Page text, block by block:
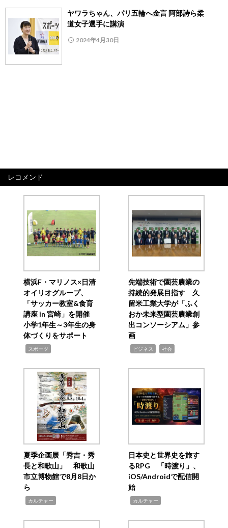
ヤワラちゃん、パリ五輪へ金言 阿部詩ら柔
道女子選手に講演
2024年4月30日
レコメンド
横浜F・マリノス×日清
オイリオグループ、
「サッカー教室&食育
講座 in 宮崎」を開催
小学1年生～3年生の身
体づくりをサポート
スポーツ
先端技術で園芸農業の
持続的発展目指す 久
留米工業大学が「ふく
おか未来型園芸農業創
出コンソーシアム」参
画
ビジネス 社会
夏季企画展「秀吉・秀
長と和歌山」 和歌山
市立博物館で8月8日か
ら
カルチャー
日本史と世界史を旅す
るRPG 「時渡り」、
iOS/Androidで配信開
始
カルチャー